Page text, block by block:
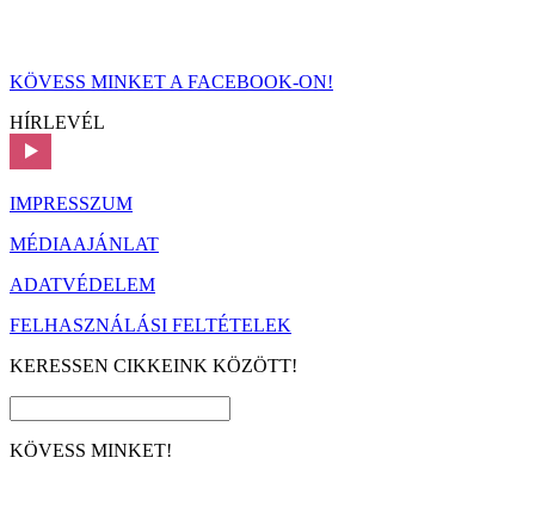
KÖVESS MINKET A FACEBOOK-ON!
HÍRLEVÉL
IMPRESSZUM
MÉDIAAJÁNLAT
ADATVÉDELEM
FELHASZNÁLÁSI FELTÉTELEK
KERESSEN CIKKEINK KÖZÖTT!
KÖVESS MINKET!